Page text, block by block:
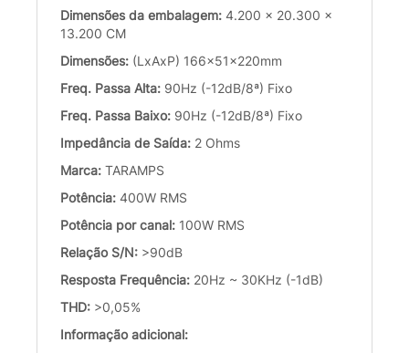
Dimensões da embalagem: 4.200 x 20.300 x
13.200 CM
Dimensões: (LxAxP) 166x51x220mm
Freq. Passa Alta: 90Hz (-12dB/8ª) Fixo
Freq. Passa Baixo: 90Hz (-12dB/8ª) Fixo
Impedância de Saída: 2 Ohms
Marca: TARAMPS
Potência: 400W RMS
Potência por canal: 100W RMS
Relação S/N: >90dB
Resposta Frequência: 20Hz ~ 30KHz (-1dB)
THD: >0,05%
Informação adicional: